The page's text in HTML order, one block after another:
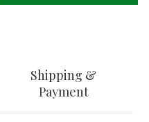
Shipping &
Payment